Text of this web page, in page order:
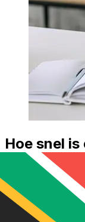
Hoe snel
EUR om
Bezorgtijden
ABC
variëren